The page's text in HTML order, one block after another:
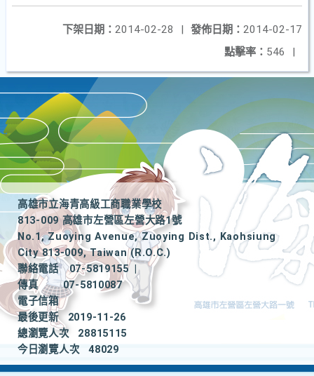
發佈日期： 2014-02-17
下架日期： 2014-02-28
|
點擊率： 546 |
高雄市立海青高級工商職業學校
813-009 高雄市左營區左營大路1號
No.1, Zuoying Avenue, Zuoying Dist., Kaohsiung
City 813-009, Taiwan (R.O.C.)
聯絡電話
07-5819155
|
傳真
07-5810087
電子信箱
最後更新
2019-11-26
總瀏覽人次
28815115
今日瀏覽人次
48029